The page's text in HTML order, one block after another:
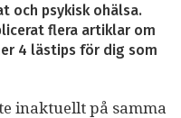
och psykisk ohälsa.
flera artiklar om
4 lästips för dig som
inaktuellt på samma